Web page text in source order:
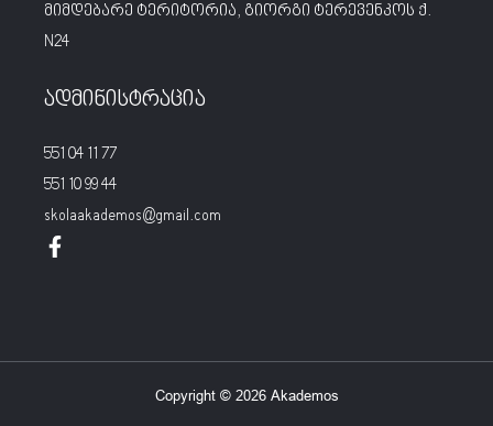
მიმდებარე ტერიტორია, გიორგი ტერევენკოს ქ.
N24
ადმინისტრაცია
551 04 11 77
551 10 99 44
skolaakademos@gmail.com
Copyright © 2026 Akademos